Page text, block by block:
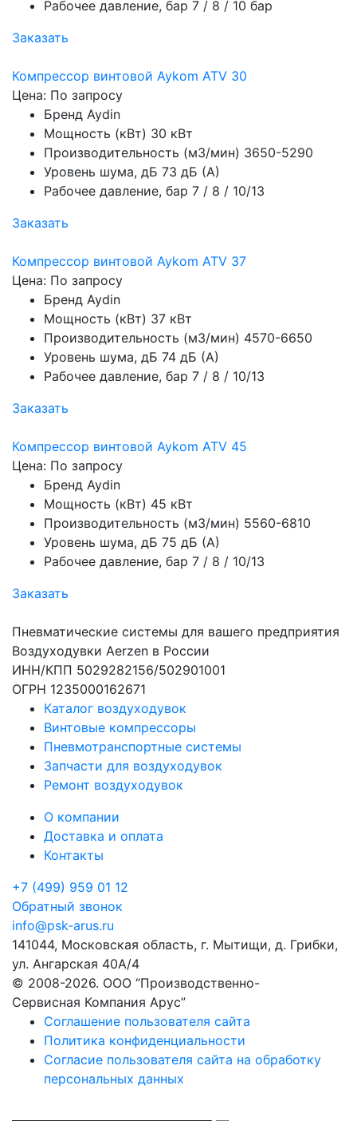
Рабочее давление, бар 7 / 8 / 10 бар
Заказать
Компрессор винтовой Aykom ATV 30
Цена: По запросу
Бренд Aydin
Мощность (кВт) 30 кВт
Производительность (м3/мин) 3650-5290
Уровень шума, дБ 73 дБ (А)
Рабочее давление, бар 7 / 8 / 10/13
Заказать
Компрессор винтовой Aykom ATV 37
Цена: По запросу
Бренд Aydin
Мощность (кВт) 37 кВт
Производительность (м3/мин) 4570-6650
Уровень шума, дБ 74 дБ (А)
Рабочее давление, бар 7 / 8 / 10/13
Заказать
Компрессор винтовой Aykom ATV 45
Цена: По запросу
Бренд Aydin
Мощность (кВт) 45 кВт
Производительность (м3/мин) 5560-6810
Уровень шума, дБ 75 дБ (А)
Рабочее давление, бар 7 / 8 / 10/13
Заказать
Пневматические системы для вашего предприятия
Воздуходувки Aerzen в России
ИНН/КПП 5029282156/502901001
ОГРН 1235000162671
Каталог воздуходувок
Винтовые компрессоры
Пневмотранспортные системы
Запчасти для воздуходувок
Ремонт воздуходувок
О компании
Доставка и оплата
Контакты
+7 (499) 959 01 12
Обратный звонок
info@psk-arus.ru
141044, Московская область, г. Мытищи, д. Грибки,
ул. Ангарская 40А/4
© 2008-2026. ООО “Производственно-
Сервисная Компания Арус”
Соглашение пользователя сайта
Политика конфиденциальности
Согласие пользователя сайта на обработку
персональных данных